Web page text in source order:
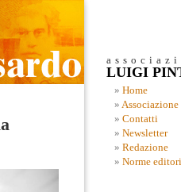
LUIGI
Home
Associazione
Contatti
Newsletter
Redazione
Norme